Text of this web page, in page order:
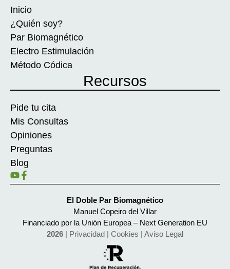
Inicio
¿Quién soy?
Par Biomagnético
Electro Estimulación
Método Códica
Recursos
Pide tu cita
Mis Consultas
Opiniones
Preguntas
Blog
El Doble Par Biomagnético
Manuel Copeiro del Villar
Financiado por la Unión Europea – Next Generation EU
2026 | Privacidad | Cookies | Aviso Legal